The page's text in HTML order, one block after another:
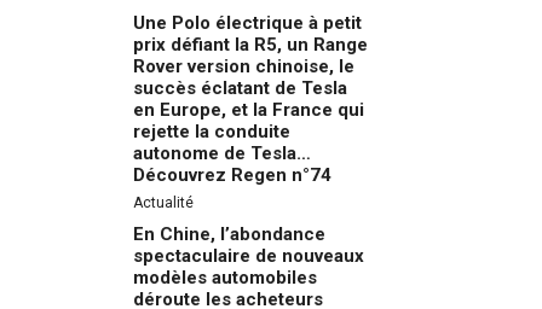
Une Polo électrique à petit
prix défiant la R5, un Range
Rover version chinoise, le
succès éclatant de Tesla
en Europe, et la France qui
rejette la conduite
autonome de Tesla…
Découvrez Regen n°74
Actualité
En Chine, l’abondance
spectaculaire de nouveaux
modèles automobiles
déroute les acheteurs